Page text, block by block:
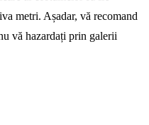
metri. Așadar, vă recomand
vă hazardați prin galerii